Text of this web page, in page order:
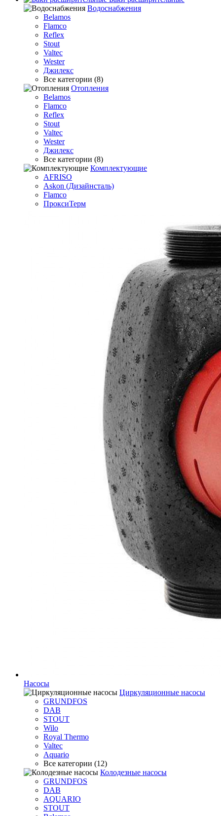
Водоснабжения
Belamos
Flamco
Reflex
Stout
Valtec
Wester
Джилекс
Все категории (8)
Отопления
Belamos
Flamco
Reflex
Stout
Valtec
Wester
Джилекс
Все категории (8)
Комплектующие
AFRISO
Askon (Дизайнсталь)
Flamco
ПроксиТерм
Насосы
Циркуляционные насосы
GRUNDFOS
DAB
STOUT
Wilo
Royal Thermo
Valtec
Aquario
Все категории (12)
Колодезные насосы
GRUNDFOS
DAB
AQUARIO
STOUT